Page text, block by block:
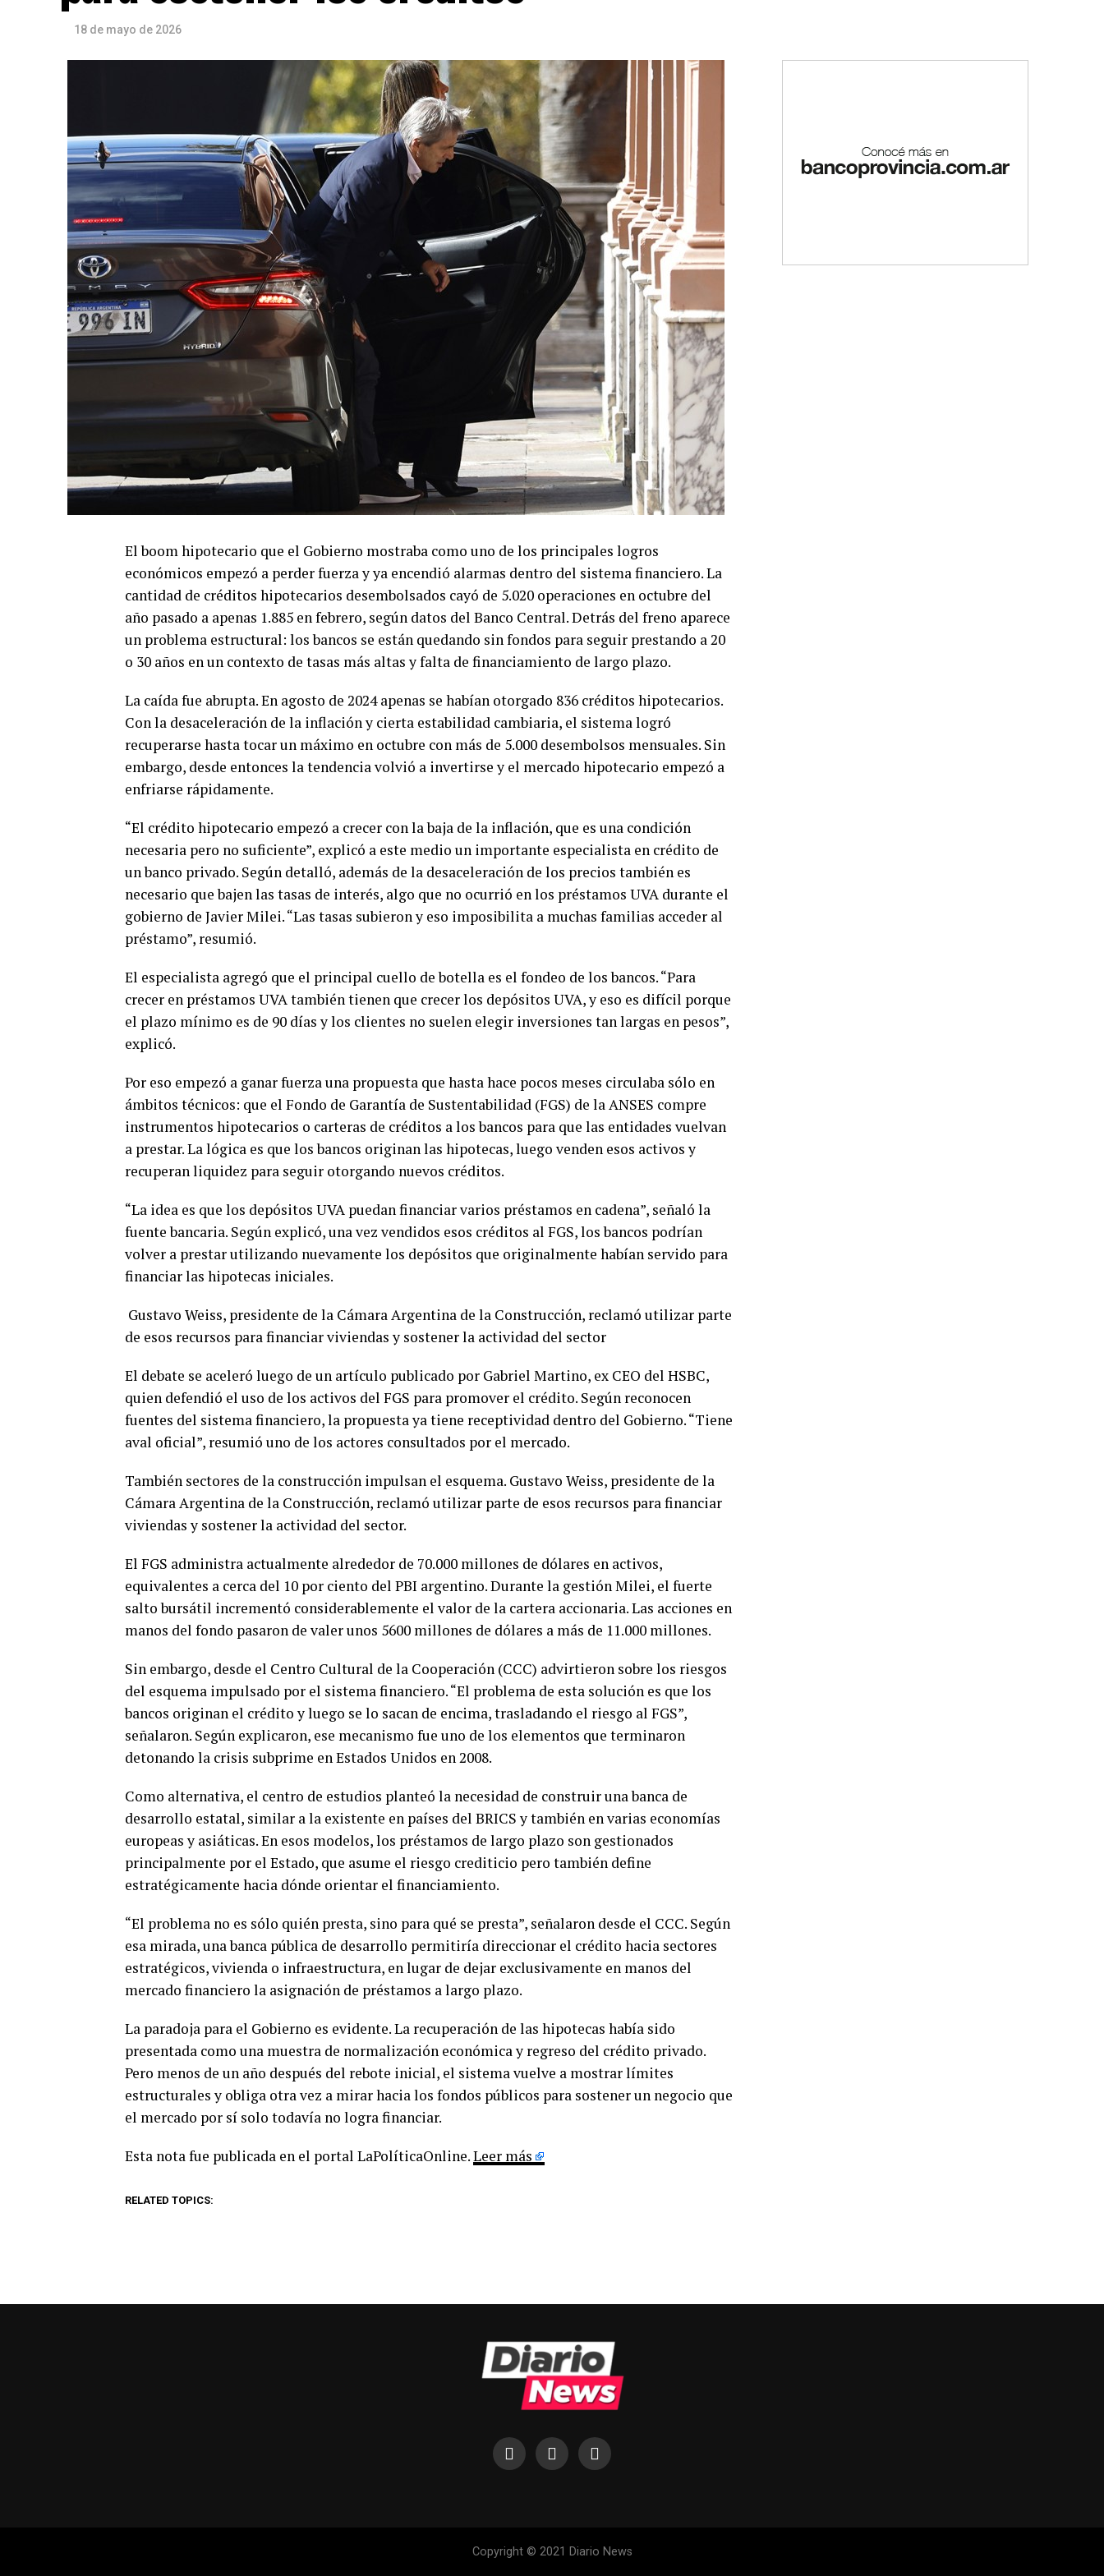
18 de mayo de 2026
El boom hipotecario que el Gobierno mostraba como uno de los principales logros
económicos empezó a perder fuerza y ya encendió alarmas dentro del sistema financiero. La
cantidad de créditos hipotecarios desembolsados cayó de 5.020 operaciones en octubre del
año pasado a apenas 1.885 en febrero, según datos del Banco Central. Detrás del freno aparece
un problema estructural: los bancos se están quedando sin fondos para seguir prestando a 20
o 30 años en un contexto de tasas más altas y falta de financiamiento de largo plazo.
La caída fue abrupta. En agosto de 2024 apenas se habían otorgado 836 créditos hipotecarios.
Con la desaceleración de la inflación y cierta estabilidad cambiaria, el sistema logró
recuperarse hasta tocar un máximo en octubre con más de 5.000 desembolsos mensuales. Sin
embargo, desde entonces la tendencia volvió a invertirse y el mercado hipotecario empezó a
enfriarse rápidamente.
“El crédito hipotecario empezó a crecer con la baja de la inflación, que es una condición
necesaria pero no suficiente”, explicó a este medio un importante especialista en crédito de
un banco privado. Según detalló, además de la desaceleración de los precios también es
necesario que bajen las tasas de interés, algo que no ocurrió en los préstamos UVA durante el
gobierno de Javier Milei. “Las tasas subieron y eso imposibilita a muchas familias acceder al
préstamo”, resumió.
El especialista agregó que el principal cuello de botella es el fondeo de los bancos. “Para
crecer en préstamos UVA también tienen que crecer los depósitos UVA, y eso es difícil porque
el plazo mínimo es de 90 días y los clientes no suelen elegir inversiones tan largas en pesos”,
explicó.
Por eso empezó a ganar fuerza una propuesta que hasta hace pocos meses circulaba sólo en
ámbitos técnicos: que el Fondo de Garantía de Sustentabilidad (FGS) de la ANSES compre
instrumentos hipotecarios o carteras de créditos a los bancos para que las entidades vuelvan
a prestar. La lógica es que los bancos originan las hipotecas, luego venden esos activos y
recuperan liquidez para seguir otorgando nuevos créditos.
“La idea es que los depósitos UVA puedan financiar varios préstamos en cadena”, señaló la
fuente bancaria. Según explicó, una vez vendidos esos créditos al FGS, los bancos podrían
volver a prestar utilizando nuevamente los depósitos que originalmente habían servido para
financiar las hipotecas iniciales.
Gustavo Weiss, presidente de la Cámara Argentina de la Construcción, reclamó utilizar parte
de esos recursos para financiar viviendas y sostener la actividad del sector
El debate se aceleró luego de un artículo publicado por Gabriel Martino, ex CEO del HSBC,
quien defendió el uso de los activos del FGS para promover el crédito. Según reconocen
fuentes del sistema financiero, la propuesta ya tiene receptividad dentro del Gobierno. “Tiene
aval oficial”, resumió uno de los actores consultados por el mercado.
También sectores de la construcción impulsan el esquema. Gustavo Weiss, presidente de la
Cámara Argentina de la Construcción, reclamó utilizar parte de esos recursos para financiar
viviendas y sostener la actividad del sector.
El FGS administra actualmente alrededor de 70.000 millones de dólares en activos,
equivalentes a cerca del 10 por ciento del PBI argentino. Durante la gestión Milei, el fuerte
salto bursátil incrementó considerablemente el valor de la cartera accionaria. Las acciones en
manos del fondo pasaron de valer unos 5600 millones de dólares a más de 11.000 millones.
Sin embargo, desde el Centro Cultural de la Cooperación (CCC) advirtieron sobre los riesgos
del esquema impulsado por el sistema financiero. “El problema de esta solución es que los
bancos originan el crédito y luego se lo sacan de encima, trasladando el riesgo al FGS”,
señalaron. Según explicaron, ese mecanismo fue uno de los elementos que terminaron
detonando la crisis subprime en Estados Unidos en 2008.
Como alternativa, el centro de estudios planteó la necesidad de construir una banca de
desarrollo estatal, similar a la existente en países del BRICS y también en varias economías
europeas y asiáticas. En esos modelos, los préstamos de largo plazo son gestionados
principalmente por el Estado, que asume el riesgo crediticio pero también define
estratégicamente hacia dónde orientar el financiamiento.
“El problema no es sólo quién presta, sino para qué se presta”, señalaron desde el CCC. Según
esa mirada, una banca pública de desarrollo permitiría direccionar el crédito hacia sectores
estratégicos, vivienda o infraestructura, en lugar de dejar exclusivamente en manos del
mercado financiero la asignación de préstamos a largo plazo.
La paradoja para el Gobierno es evidente. La recuperación de las hipotecas había sido
presentada como una muestra de normalización económica y regreso del crédito privado.
Pero menos de un año después del rebote inicial, el sistema vuelve a mostrar límites
estructurales y obliga otra vez a mirar hacia los fondos públicos para sostener un negocio que
el mercado por sí solo todavía no logra financiar.
Esta nota fue publicada en el portal LaPolíticaOnline.Leer más
RELATED TOPICS:
Copyright © 2021 Diario News